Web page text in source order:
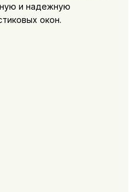
и надежную
окон.